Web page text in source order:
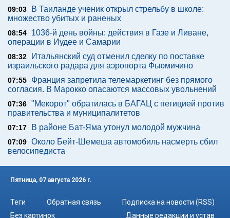
09:03
В Таиланде ученик открыл стрельбу в школе:
множество убитых и раненых
08:54
1036-й день войны: действия в Газе и Ливане,
операции в Иудее и Самарии
08:32
Итальянский суд отменил сделку по поставке
израильского радара для аэропорта Фьюмичино
07:55
Франция запретила телемаркетинг без прямого
согласия. В Марокко опасаются массовых увольнений
07:36 "Мекорот" обратилась в БАГАЦ с петицией против
правительства и муниципалитетов
07:17 В районе Бат-Яма утонул молодой мужчина
07:09 Около Бейт-Шемеша автомобиль насмерть сбил
велосипедиста
Пятница, 07 августа 2026 г.
Теги Обратная связь
Подписка на новости (RSS)
Без картинок
Данные редакции и устав